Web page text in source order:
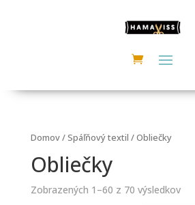
Domov/Spáľňový textil / Obliečky
Obliečky
Zobrazených 1–60 z 70 výsledkov